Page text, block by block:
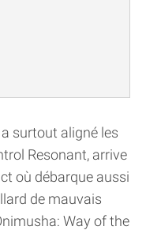
a surtout aligné les
Resonant, arrive
où débarque aussi
de mauvais
Way of the